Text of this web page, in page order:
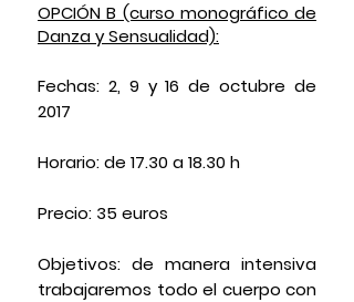
OPCIÓN B (curso monográfico de
Danza y Sensualidad):
Fechas: 2, 9 y 16 de octubre de
2017
Horario:de 17.30 a 18.30 h
Precio: 35 euros
Objetivos: de manera intensiva
trabajaremos todo el cuerpo con